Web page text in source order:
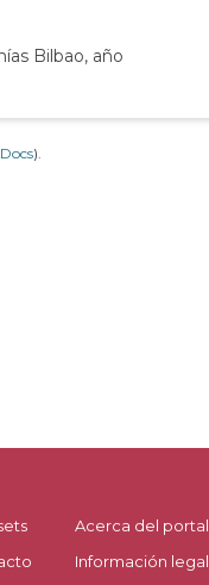
Bilbao, año
).
Acerca del portal
Información legal